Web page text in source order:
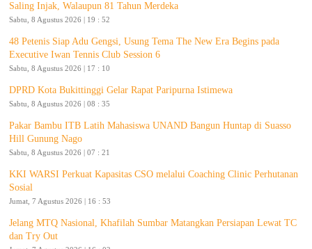
Saling Injak, Walaupun 81 Tahun Merdeka
Sabtu, 8 Agustus 2026 | 19 : 52
48 Petenis Siap Adu Gengsi, Usung Tema The New Era Begins pada
Executive Iwan Tennis Club Session 6
Sabtu, 8 Agustus 2026 | 17 : 10
DPRD Kota Bukittinggi Gelar Rapat Paripurna Istimewa
Sabtu, 8 Agustus 2026 | 08 : 35
Pakar Bambu ITB Latih Mahasiswa UNAND Bangun Huntap di Suasso
Hill Gunung Nago
Sabtu, 8 Agustus 2026 | 07 : 21
KKI WARSI Perkuat Kapasitas CSO melalui Coaching Clinic Perhutanan
Sosial
Jumat, 7 Agustus 2026 | 16 : 53
Jelang MTQ Nasional, Khafilah Sumbar Matangkan Persiapan Lewat TC
dan Try Out